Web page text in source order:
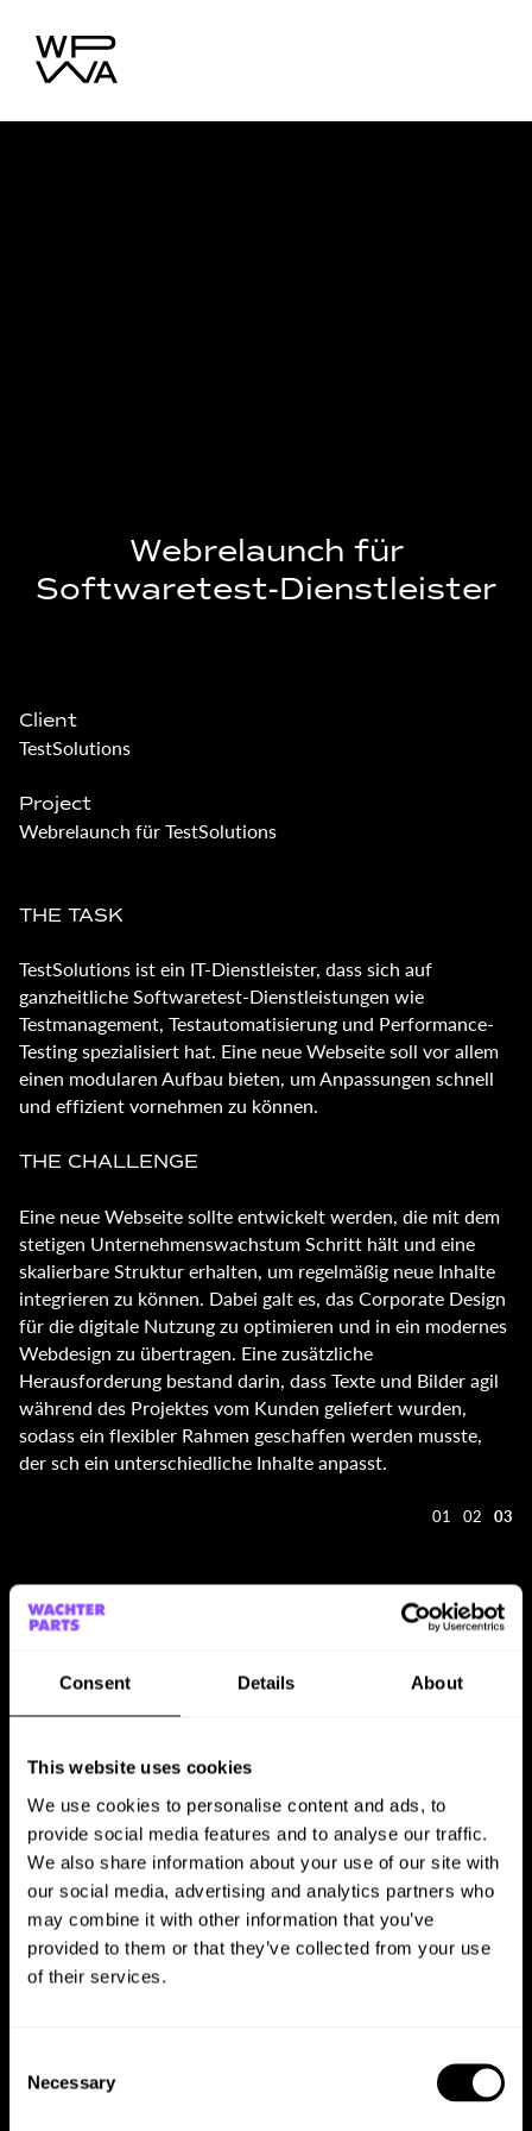
Consent Details About
This website uses cookies
We use cookies to personalise content and ads, to
provide social media features and to analyse our traffic.
We also share information about your use of our site with
our social media, advertising and analytics partners who
may combine it with other information that you’ve
provided to them or that they’ve collected from your use
of their services.
Selection
Necessary
Webrelaunch für
Softwaretest-Dienstleister
Client
TestSolutions
Project
Webrelaunch für TestSolutions
THE TASK
TestSolutions ist ein IT-Dienstleister, dass sich auf
ganzheitliche Softwaretest-Dienstleistungen wie
Testmanagement, Testautomatisierung und Performance-
Testing spezialisiert hat. Eine neue Webseite soll vor allem
einen modularen Aufbau bieten, um Anpassungen schnell
und effizient vornehmen zu können.
THE CHALLENGE
Eine neue Webseite sollte entwickelt werden, die mit dem
stetigen Unternehmenswachstum Schritt hält und eine
skalierbare Struktur erhalten, um regelmäßig neue Inhalte
integrieren zu können. Dabei galt es, das Corporate Design
für die digitale Nutzung zu optimieren und in ein modernes
Webdesign zu übertragen. Eine zusätzliche
Herausforderung bestand darin, dass Texte und Bilder agil
während des Projektes vom Kunden geliefert wurden,
sodass ein flexibler Rahmen geschaffen werden musste,
der sch ein unterschiedliche Inhalte anpasst.
01 02 03
THE SOLUTION
Es wurde ein modulares System entwickelt, das
TestSolutions maximale Flexibilität bietet. Individuell
mit dem Clean Pro Theme in HubSpot. Zusätzlich wurden
ein Blog sowie Case Studies integriert, die über